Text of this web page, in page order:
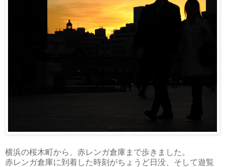
横浜の桜木町から、赤レンガ倉庫まで歩きました。
赤レンガ倉庫に到着した時刻がちょうど日没、そして遊覧